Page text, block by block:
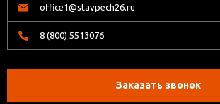
office1@stavpech26.ru
8 (800) 5513076
Заказать звонок